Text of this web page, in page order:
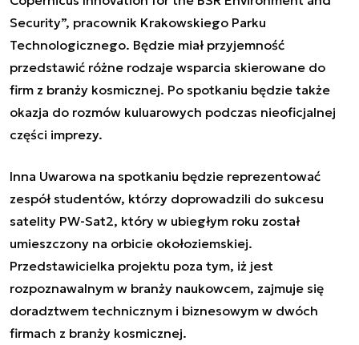
Security”, pracownik Krakowskiego Parku
Technologicznego. Będzie miał przyjemność
przedstawić różne rodzaje wsparcia skierowane do
firm z branży kosmicznej. Po spotkaniu będzie także
okazja do rozmów kuluarowych podczas nieoficjalnej
części imprezy.
Inna Uwarowa na spotkaniu będzie reprezentować
zespół studentów, którzy doprowadzili do sukcesu
satelity PW-Sat2, który w ubiegłym roku został
umieszczony na orbicie okołoziemskiej.
Przedstawicielka projektu poza tym, iż jest
rozpoznawalnym w branży naukowcem, zajmuje się
doradztwem technicznym i biznesowym w dwóch
firmach z branży kosmicznej.